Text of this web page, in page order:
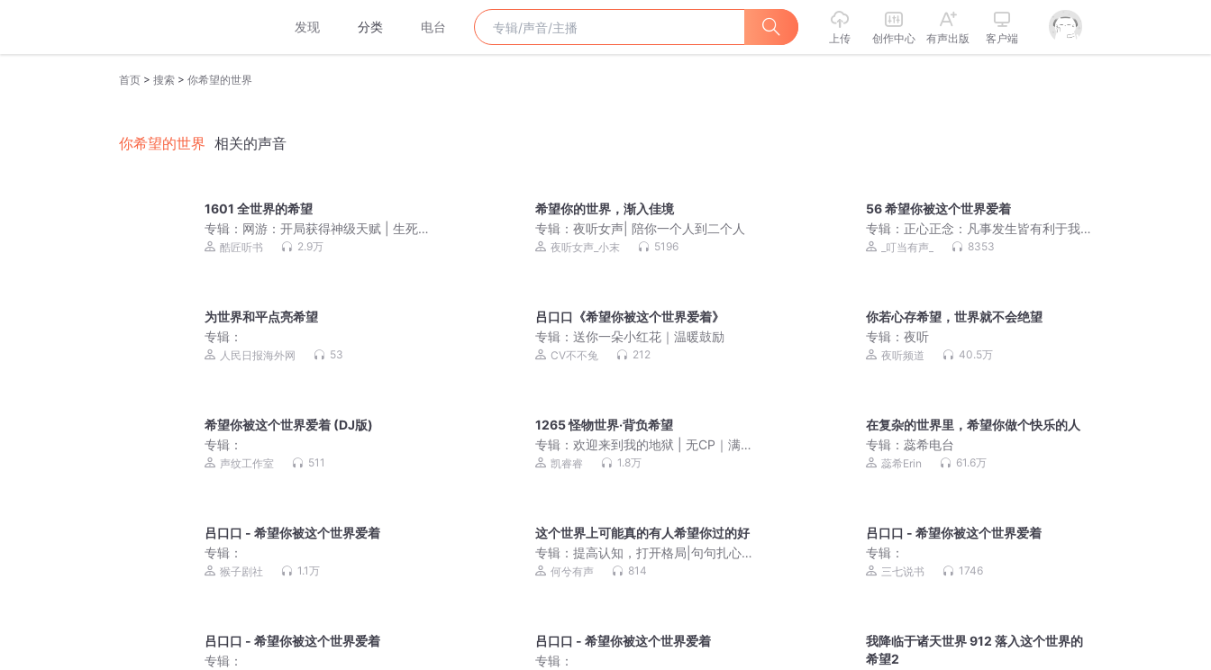
发现 分类 电台
上传 创作中心 有声出版 客户端
首页 > 搜索 > 你希望的世界
你希望的世界 相关的声音
1601 全世界的希望
专辑： 网游：开局获得神级天赋 | 生死
游戏|全民神战
酷匠听书 2.9万
希望你的世界，渐入佳境
专辑：夜听女声| 陪你一个人到二个人
夜听女声_小末 5196
56 希望你被这个世界爱着
专辑： 正心正念：凡事发生皆有利于我
｜弘一法师倡导的人生智慧，活在当下
_叮当有声_ 8353
为世界和平点亮希望
专辑：
人民日报海外网 53
吕口口《希望你被这个世界爱着》
专辑：送你一朵小红花｜温暖鼓励
CV不不兔 212
你若心存希望，世界就不会绝望
专辑：夜听
夜听频道 40.5万
希望你被这个世界爱着 (DJ版)
专辑：
声纹工作室 511
1265 怪物世界·背负希望
专辑：欢迎来到我的地狱 | 无CP｜满级
大佬｜女强
凯睿睿 1.8万
在复杂的世界里，希望你做个快乐的人
专辑：蕊希电台
蕊希Erin 61.6万
吕口口 - 希望你被这个世界爱着
专辑：
猴子剧社 1.1万
这个世界上可能真的有人希望你过的好
专辑：提高认知，打开格局|句句扎心真
话 何兮有声 814
吕口口 - 希望你被这个世界爱着
专辑：
三七说书 1746
吕口口 - 希望你被这个世界爱着
专辑：
吕口口 - 希望你被这个世界爱着
专辑：
我降临于诸天世界 912 落入这个世界的
希望2